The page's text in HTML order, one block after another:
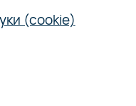
(cookie)